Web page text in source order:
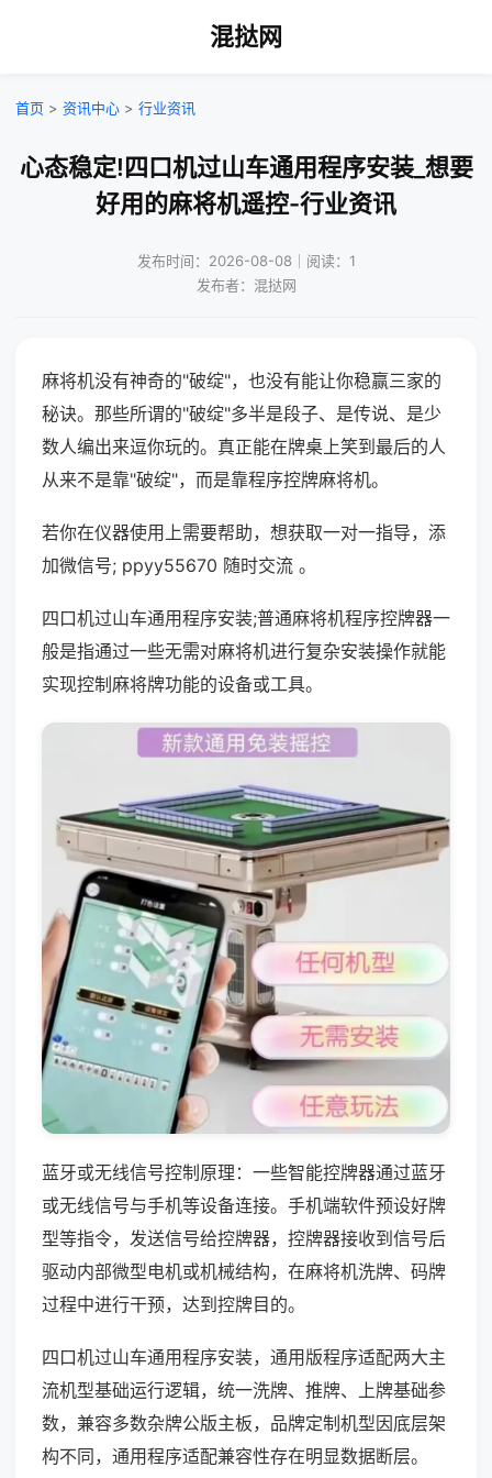
混挞网
首页 > 资讯中心 > 行业资讯
心态稳定!四口机过山车通用程序安装_想要
好用的麻将机遥控-行业资讯
发布时间：2026-08-08｜阅读：1
发布者：混挞网
麻将机没有神奇的"破绽"，也没有能让你稳赢三家的
秘诀。那些所谓的"破绽"多半是段子、是传说、是少
数人编出来逗你玩的。真正能在牌桌上笑到最后的人
从来不是靠"破绽"，而是靠程序控牌麻将机。
若你在仪器使用上需要帮助，想获取一对一指导，添
加微信号; ppyy55670 随时交流 。
四口机过山车通用程序安装;普通麻将机程序控牌器一
般是指通过一些无需对麻将机进行复杂安装操作就能
实现控制麻将牌功能的设备或工具。
蓝牙或无线信号控制原理：一些智能控牌器通过蓝牙
或无线信号与手机等设备连接。手机端软件预设好牌
型等指令，发送信号给控牌器，控牌器接收到信号后
驱动内部微型电机或机械结构，在麻将机洗牌、码牌
过程中进行干预，达到控牌目的。
四口机过山车通用程序安装，通用版程序适配两大主
流机型基础运行逻辑，统一洗牌、推牌、上牌基础参
数，兼容多数杂牌公版主板，品牌定制机型因底层架
构不同，通用程序适配兼容性存在明显数据断层。